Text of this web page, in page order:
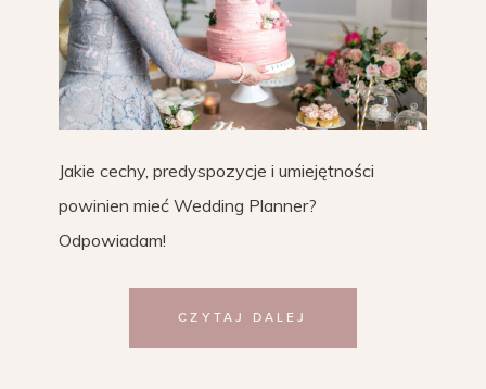
Jakie cechy, predyspozycje i umiejętności
powinien mieć Wedding Planner?
Odpowiadam!
CZYTAJ DALEJ